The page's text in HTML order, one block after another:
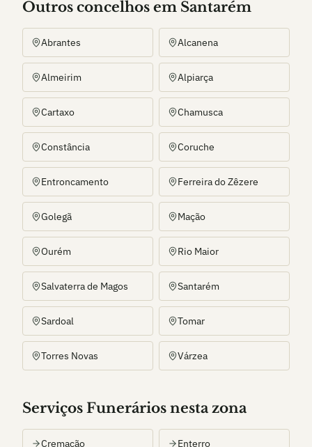
Outros concelhos em Santarém
Abrantes Alcanena
Almeirim Alpiarça
Cartaxo Chamusca
Constância Coruche
Entroncamento Ferreira do Zêzere
Golegã Mação
Ourém Rio Maior
Salvaterra de Magos Santarém
Sardoal Tomar
Torres Novas Várzea
Serviços Funerários nesta zona
Cremação Enterro